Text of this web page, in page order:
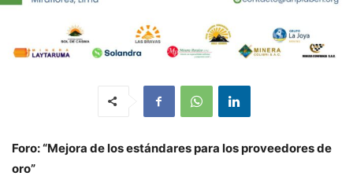
Foro: “Mejora de los estándares para los proveedores de
oro”